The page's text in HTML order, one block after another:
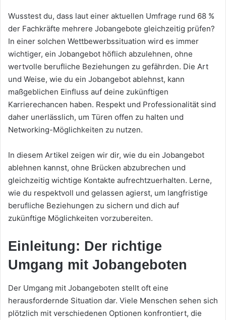
Wusstest du, dass laut einer aktuellen Umfrage rund 68 %
der Fachkräfte mehrere Jobangebote gleichzeitig prüfen?
In einer solchen Wettbewerbssituation wird es immer
wichtiger, ein Jobangebot höflich abzulehnen, ohne
wertvolle berufliche Beziehungen zu gefährden. Die Art
und Weise, wie du ein Jobangebot ablehnst, kann
maßgeblichen Einfluss auf deine zukünftigen
Karrierechancen haben. Respekt und Professionalität sind
daher unerlässlich, um Türen offen zu halten und
Networking-Möglichkeiten zu nutzen.
In diesem Artikel zeigen wir dir, wie du ein Jobangebot
ablehnen kannst, ohne Brücken abzubrechen und
gleichzeitig wichtige Kontakte aufrechtzuerhalten. Lerne,
wie du respektvoll und gelassen agierst, um langfristige
berufliche Beziehungen zu sichern und dich auf
zukünftige Möglichkeiten vorzubereiten.
Einleitung: Der richtige
Umgang mit Jobangeboten
Der Umgang mit Jobangeboten stellt oft eine
herausfordernde Situation dar. Viele Menschen sehen sich
plötzlich mit verschiedenen Optionen konfrontiert, die